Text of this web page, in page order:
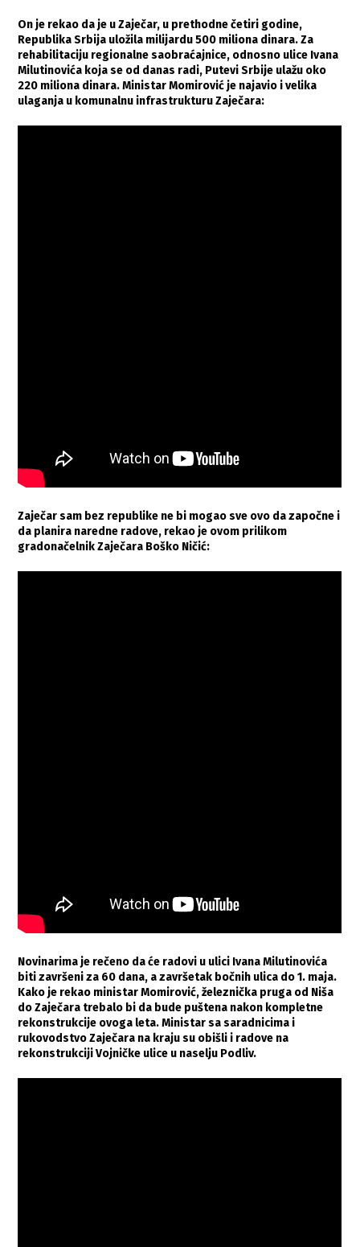
On je rekao da je u Zaječar, u prethodne četiri godine,
Republika Srbija uložila milijardu 500 miliona dinara. Za
rehabilitaciju regionalne saobraćajnice, odnosno ulice Ivana
Milutinovića koja se od danas radi, Putevi Srbije ulažu oko
220 miliona dinara. Ministar Momirović je najavio i velika
ulaganja u komunalnu infrastrukturu Zaječara:
Zaječar sam bez republike ne bi mogao sve ovo da započne i
da planira naredne radove, rekao je ovom prilikom
gradonačelnik Zaječara Boško Ničić:
Novinarima je rečeno da će radovi u ulici Ivana Milutinovića
biti završeni za 60 dana, a završetak bočnih ulica do 1. maja.
Kako je rekao ministar Momirović, železnička pruga od Niša
do Zaječara trebalo bi da bude puštena nakon kompletne
rekonstrukcije ovoga leta. Ministar sa saradnicima i
rukovodstvo Zaječara na kraju su obišli i radove na
rekonstrukciji Vojničke ulice u naselju Podliv.